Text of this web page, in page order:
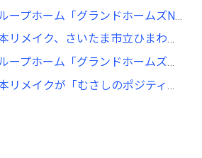
ーム「グランドホームズNIKKO」が7月1日オープン！
、さいたま市立ひまわり特別支援学校へ寄付を実施
ランドホームズ」が２０２６年２月１日より新たに「太田市」へオープン！
「むさしのポジティブ・インパクト・ファイナンス」を活用